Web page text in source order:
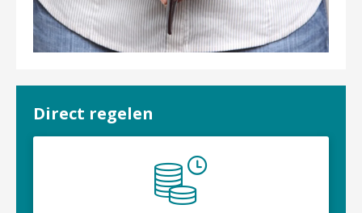
Direct regelen